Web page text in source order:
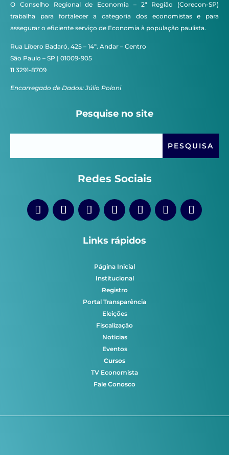
O Conselho Regional de Economia – 2ª Região (Corecon-SP)
trabalha para fortalecer a categoria dos economistas e para
assegurar o eficiente serviço de Economia à população paulista.
Rua Líbero Badaró, 425 – 14º. Andar – Centro
São Paulo – SP | 01009-905
11 3291-8709
Encarregado de Dados: Júlio Poloni
Pesquise no site
Redes Sociais
Links rápidos
Página Inicial
Institucional
Registro
Portal Transparência
Eleições
Fiscalização
Notícias
Eventos
Cursos
TV Economista
Fale Conosco